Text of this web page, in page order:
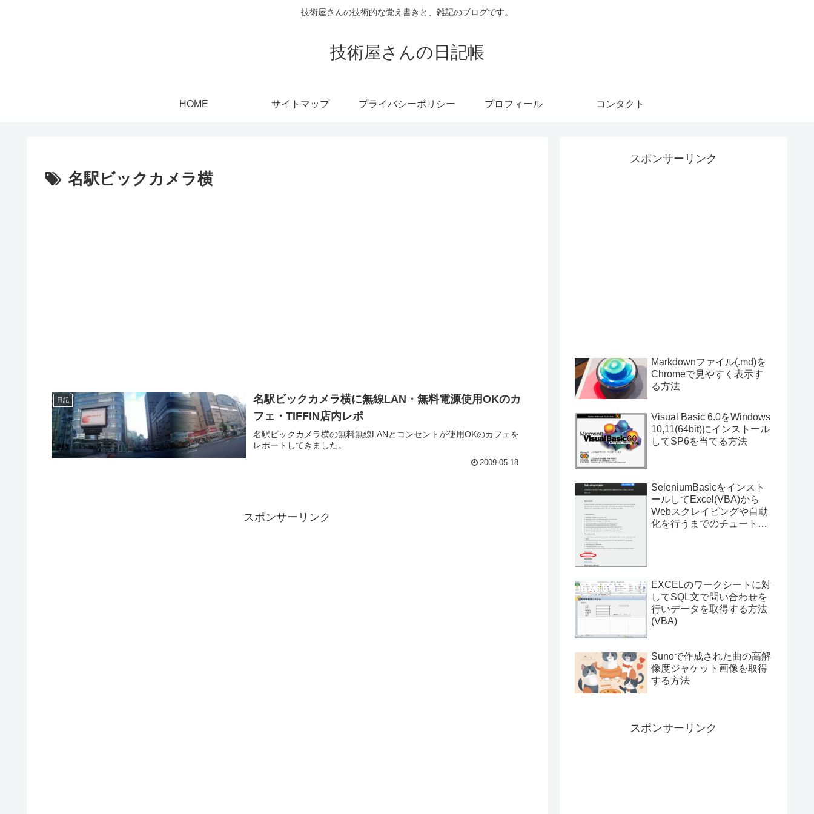
技術屋さんの技術的な覚え書きと、雑記のブログです。
技術屋さんの日記帳
HOME サイトマップ プライバシーポリシー プロフィール コンタクト
名駅ビックカメラ横
日記
名駅ビックカメラ横に無線LAN・無料電源使用OKのカ
フェ・TIFFIN店内レポ
名駅ビックカメラ横の無料無線LANとコンセントが使用OKのカフェを
レポートしてきました。
2009.05.18
スポンサーリンク
スポンサーリンク
Markdownファイル(.md)を
Chromeで見やすく表示す
る方法
Visual Basic 6.0をWindows
10,11(64bit)にインストール
してSP6を当てる方法
SeleniumBasicをインスト
ールしてExcel(VBA)から
Webスクレイピングや自動
化を行うまでのチュートリ
EXCELのワークシートに対
してSQL文で問い合わせを
行いデータを取得する方法
(VBA)
Sunoで作成された曲の高解
像度ジャケット画像を取得
する方法
スポンサーリンク